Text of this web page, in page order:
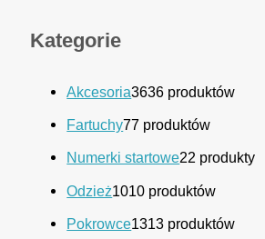
Kategorie
Akcesoria3636 produktów
Fartuchy77 produktów
Numerki startowe22 produkty
Odzież1010 produktów
Pokrowce1313 produktów